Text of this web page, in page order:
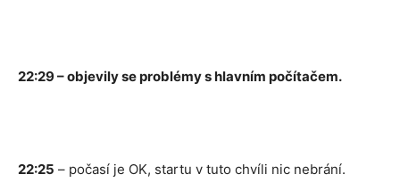
22:29 – objevily se problémy s hlavním počítačem.
22:25 – počasí je OK, startu v tuto chvíli nic nebrání.